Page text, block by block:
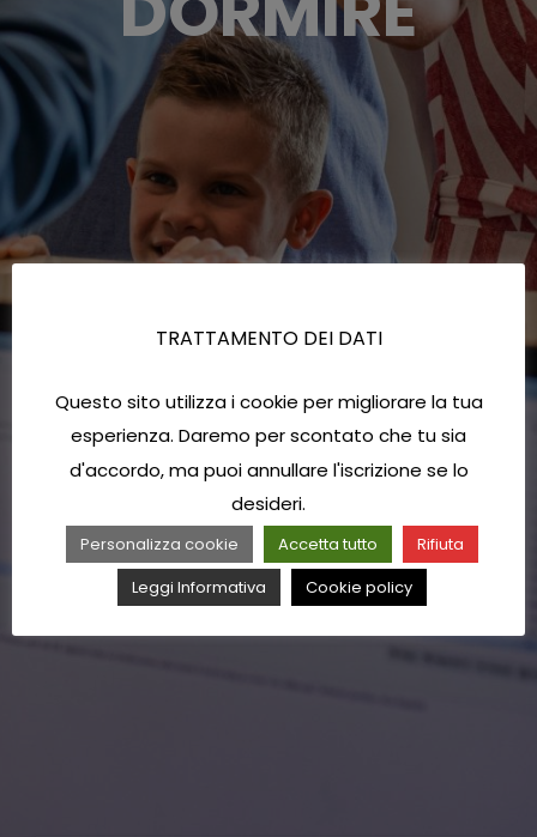
TRATTAMENTO DEI DATI
Questo sito utilizza i cookie per migliorare la tua
esperienza. Daremo per scontato che tu sia
d'accordo, ma puoi annullare l'iscrizione se lo
desideri.
Personalizza cookie Accetta tutto
Rifiuta
Leggi Informativa
Cookie policy